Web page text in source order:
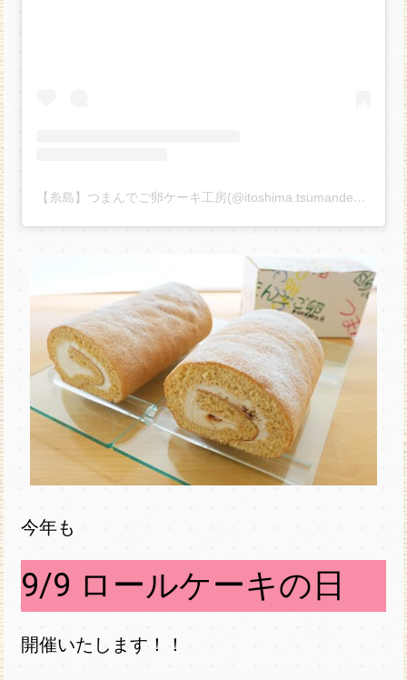
【糸島】つまんでご卵ケーキ工房(@itoshima.tsumandegoran_cake)がシェアした投稿
今年も
9/9 ロールケーキの日
開催いたします！！